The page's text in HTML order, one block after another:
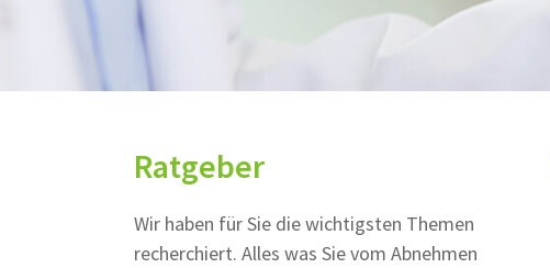
Ratgeber
Wir haben für Sie die wichtigsten Themen
recherchiert. Alles was Sie vom Abnehmen